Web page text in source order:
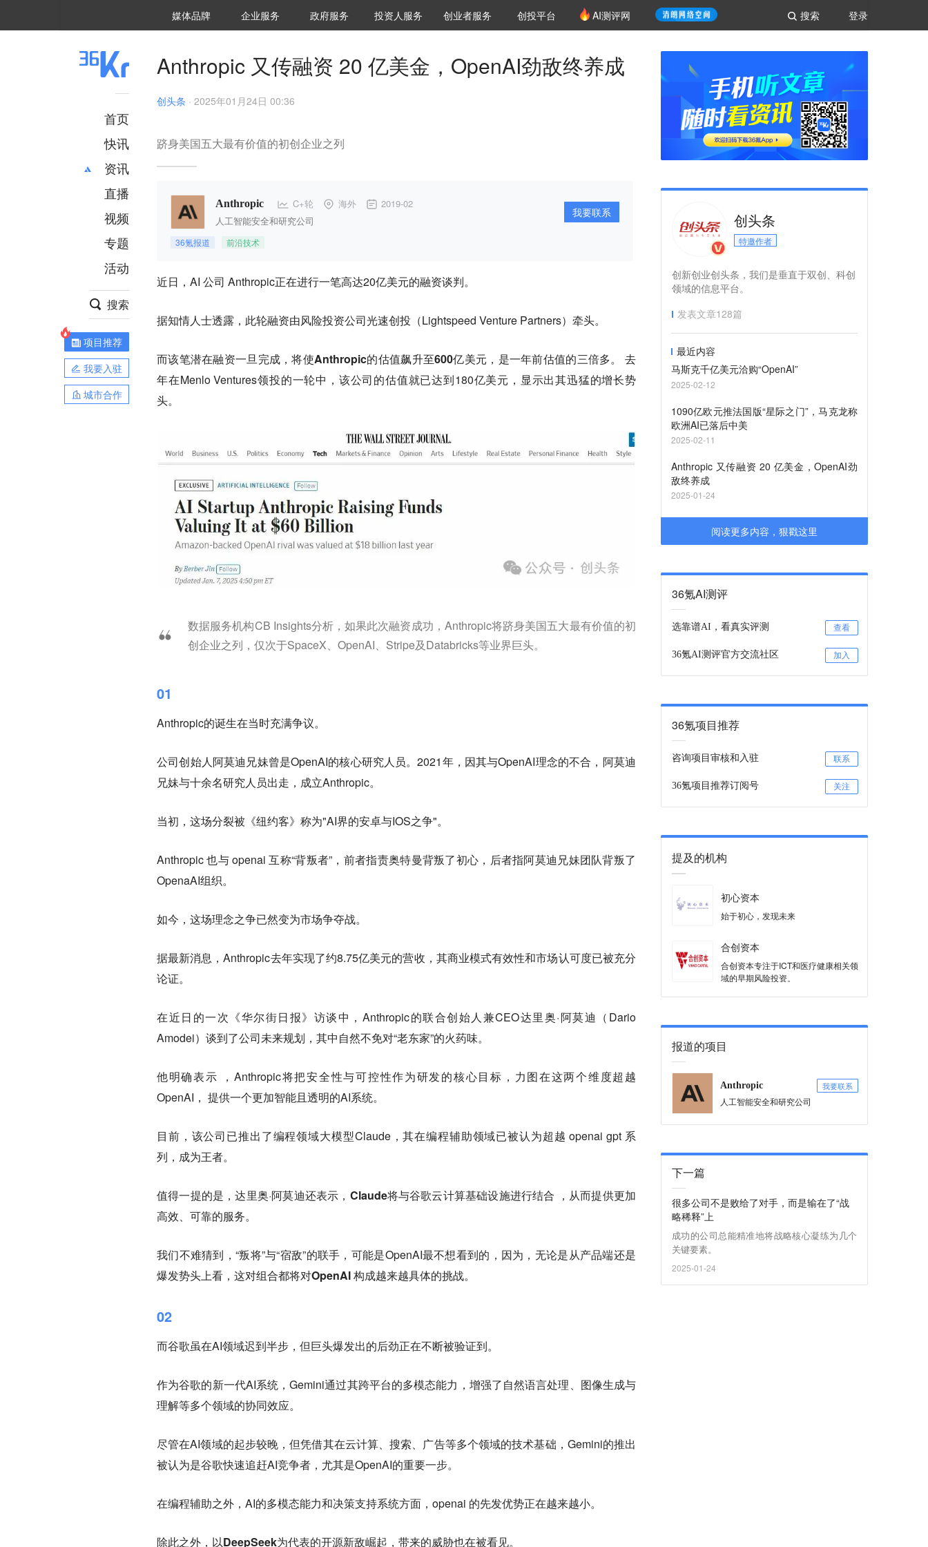
登录
搜索
媒体品牌 36Kr研究院
企业服务 城市之窗
政府服务 VClub投资机构库
投资机构职位推介
投资人服务 创投氪堂
创业者服务 创投平台 AI测评网
首页
快讯
资讯
推荐
财经
项目推荐
安徽
直播
视频
专题
活动
搜索
项目推荐
我要入驻
城市合作
Anthropic 又传融资 20 亿美金，OpenAI劲敌终养成
创头条 · 2025年01月24日 00:36
跻身美国五大最有价值的初创企业之列
Anthropic C+轮 海外 2019-02
人工智能安全和研究公司
36氪报道 前沿技术
我要联系
近日，AI 公司 Anthropic正在进行一笔高达20亿美元的融资谈判。
据知情人士透露，此轮融资由风险投资公司光速创投（Lightspeed Venture Partners）牵头。
而该笔潜在融资一旦完成，将使Anthropic的估值飙升至600亿美元，是一年前估值的三倍多。
去
年在Menlo Ventures领投的一轮中，该公司的估值就已达到180亿美元，显示出其迅猛的增长势
头。
数据服务机构CB Insights分析，如果此次融资成功，Anthropic将跻身美国五大最有价值的初
创企业之列，仅次于SpaceX、OpenAI、Stripe及Databricks等业界巨头。
01
Anthropic的诞生在当时充满争议。
公司创始人阿莫迪兄妹曾是OpenAI的核心研究人员。2021年，因其与OpenAI理念的不合，阿莫迪
兄妹与十余名研究人员出走，成立Anthropic。
当初，这场分裂被《纽约客》称为"AI界的安卓与IOS之争"。
Anthropic 也与 openai 互称“背叛者”，前者指责奥特曼背叛了初心，后者指阿莫迪兄妹团队背叛了
OpenaAI组织。
如今，这场理念之争已然变为市场争夺战。
据最新消息，Anthropic去年实现了约8.75亿美元的营收，其商业模式有效性和市场认可度已被充分
论证。
在近日的一次《华尔街日报》访谈中，Anthropic的联合创始人兼CEO达里奥·阿莫迪（Dario
Amodei）谈到了公司未来规划，其中自然不免对“老东家”的火药味。
他明确表示 ，Anthropic将把安全性与可控性作为研发的核心目标，力图在这两个维度超越
OpenAI， 提供一个更加智能且透明的AI系统。
目前，该公司已推出了编程领域大模型Claude，其在编程辅助领域已被认为超越 openai gpt 系
列，成为王者。
值得一提的是，达里奥·阿莫迪还表示， Claude将与谷歌云计算基础设施进行结合 ，从而提供更加
高效、可靠的服务。
我们不难猜到，“叛将”与“宿敌”的联手，可能是OpenAI最不想看到的，因为， 无论是从产品端还是
爆发势头上看，这对组合都将对OpenAI 构成越来越具体的挑战。
02
而谷歌虽在AI领域迟到半步，但巨头爆发出的后劲正在不断被验证到。
作为谷歌的新一代AI系统，Gemini通过其跨平台的多模态能力，增强了自然语言处理、图像生成与
理解等多个领域的协同效应。
尽管在AI领域的起步较晚，但凭借其在云计算、搜索、广告等多个领域的技术基础，Gemini的推出
被认为是谷歌快速追赶AI竞争者，尤其是OpenAI的重要一步。
在编程辅助之外，AI的多模态能力和决策支持系统方面，openai 的先发优势正在越来越小。
除此之外，以DeepSeek为代表的开源新敌崛起，带来的威胁也在被看见。
创头条
特邀作者
创新创业创头条，我们是垂直于双创、科创
领域的信息平台。
发表文章128篇
最近内容
马斯克千亿美元洽购“OpenAI”
2025-02-12
1090亿欧元推法国版“星际之门”，马克龙称
欧洲AI已落后中美
2025-02-11
Anthropic 又传融资 20 亿美金，OpenAI劲
敌终养成
2025-01-24
阅读更多内容，狠戳这里
36氪AI测评
选靠谱AI，看真实评测 查看
36氪AI测评官方交流社区 加入
36氪项目推荐
咨询项目审核和入驻 联系
36氪项目推荐订阅号 关注
提及的机构
初心资本
始于初心，发现未来
合创资本
合创资本专注于ICT和医疗健康相关领
域的早期风险投资。
报道的项目
Anthropic 我要联系
人工智能安全和研究公司
下一篇
很多公司不是败给了对手，而是输在了“战
略稀释”上
成功的公司总能精准地将战略核心凝练为几个
关键要素。
2025-01-24